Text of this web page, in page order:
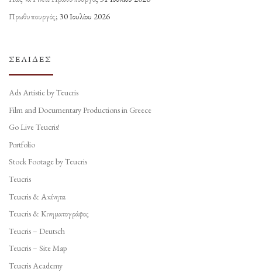
Πρωθυπουργός; 30 Ιουλίου 2026
ΣΕΛΊΔΕΣ
Ads Artistic by Teucris
Film and Documentary Productions in Greece
Go Live Teucris!
Portfolio
Stock Footage by Teucris
Teucris
Teucris & Ακίνητα
Teucris & Κινηματογράφος
Teucris – Deutsch
Teucris – Site Map
Teucris Academy